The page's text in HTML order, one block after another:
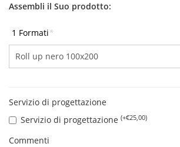
Assembli il Suo prodotto:
1 Formati*
Servizio di progettazione
Servizio di progettazione (+€25,00)
Commenti